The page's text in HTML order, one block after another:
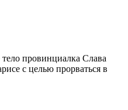
провинциалка Слава
с целью прорваться в